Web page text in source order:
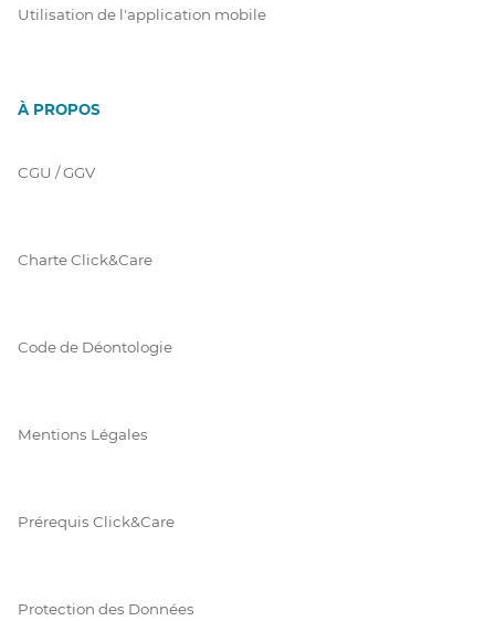
Utilisation de l'application mobile
À PROPOS
CGU / GGV
Charte Click&Care
Code de Déontologie
Mentions Légales
Prérequis Click&Care
Protection des Données